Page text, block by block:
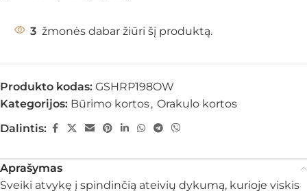
3 žmonės dabar žiūri šį produktą.
Produkto kodas: GSHRP198OW
Kategorijos: Būrimo kortos, Orakulo kortos
Dalintis:
Aprašymas
Sveiki atvykę į spindinčią ateivių dykumą, kurioje viskis